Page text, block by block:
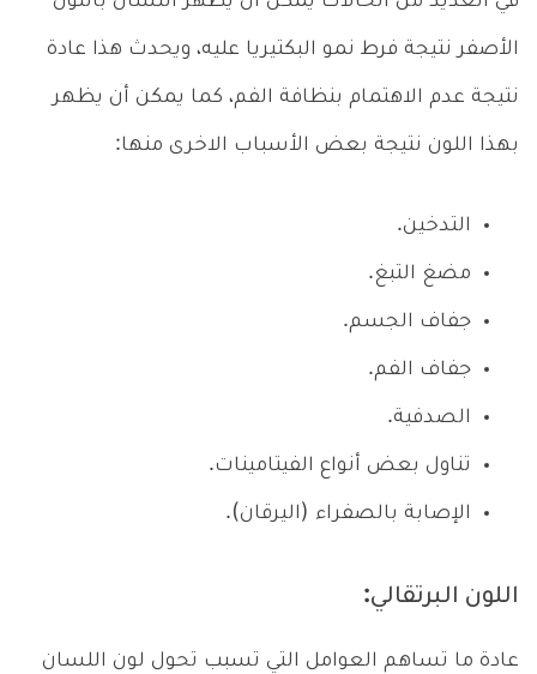
الأصفر نتيجة فرط نمو البكتيريا عليه، ويحدث هذا عادة
نتيجة عدم الاهتمام بنظافة الفم، كما يمكن أن يظهر
بهذا اللون نتيجة بعض الأسباب الاخرى منها:
التدخين.
مضغ التبغ.
جفاف الجسم.
جفاف الفم.
الصدفية.
تناول بعض أنواع الفيتامينات.
الإصابة بالصفراء (اليرقان).
اللون البرتقالي:
عادة ما تساهم العوامل التي تسبب تحول لون اللسان